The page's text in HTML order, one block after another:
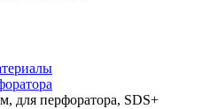
для перфоратора, SDS+